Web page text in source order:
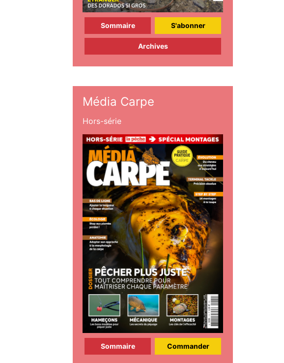
Sommaire S'abonner
Archives
Média Carpe
Hors-série
Sommaire Commander